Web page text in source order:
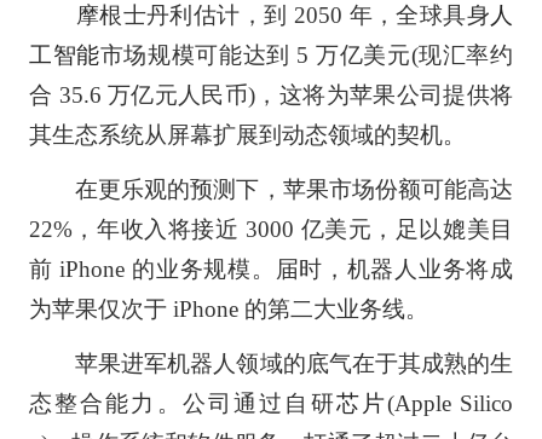
摩根士丹利估计，到 2050 年，全球具身 人
工智能市场规模可能达到 5 万亿美元(现汇率约
合 35.6 万亿元人民币)，这将为苹果公司提供将
其生态系统从屏幕扩展到动态领域的契机。
在更乐观的预测下，苹果市场份额可能高达
22%，年收入将接近 3000 亿美元，足以媲美目
前 iPhone 的业务规模。届时，机器人业务将成
为苹果仅次于 iPhone 的第二大业务线。
苹果进军机器人领域的底气在于其成熟的生
态整合能力。公司通过自研芯片(Apple Silico